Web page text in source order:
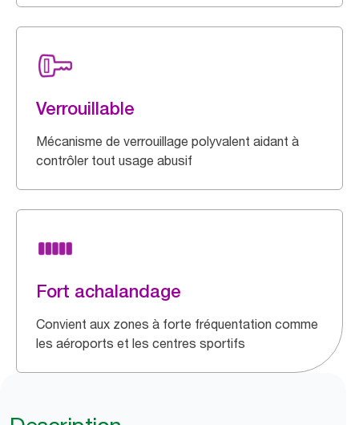
Verrouillable
Mécanisme de verrouillage polyvalent aidant à
contrôler tout usage abusif
Fort achalandage
Convient aux zones à forte fréquentation comme
les aéroports et les centres sportifs